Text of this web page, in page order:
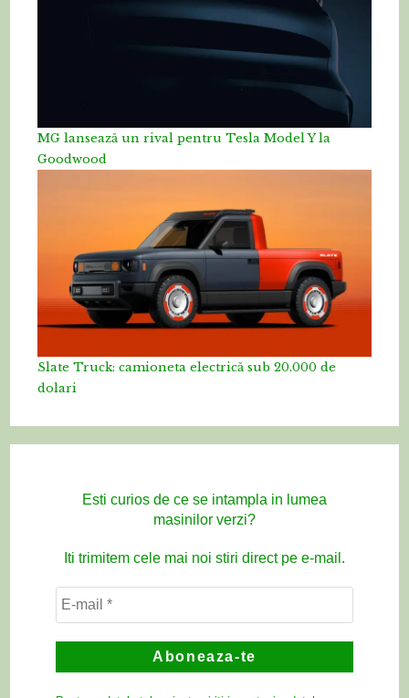
MG lansează un rival pentru Tesla Model Y la
Goodwood
Slate Truck: camioneta electrică sub 20.000 de
dolari
Esti curios de ce se intampla in lumea
masinilor verzi?
Iti trimitem cele mai noi stiri direct pe e-mail.